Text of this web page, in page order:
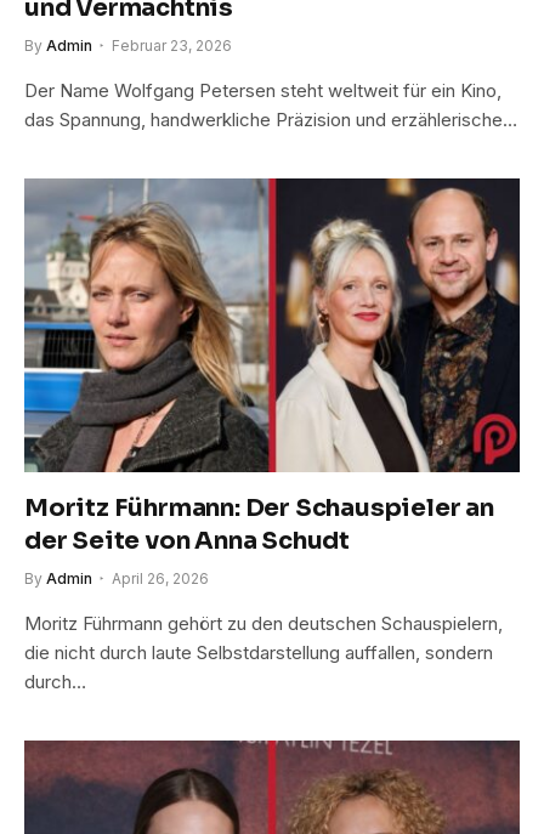
und Vermächtnis
By Admin Februar 23, 2026
Der Name Wolfgang Petersen steht weltweit für ein Kino,
das Spannung, handwerkliche Präzision und erzählerische…
Moritz Führmann: Der Schauspieler an
der Seite von Anna Schudt
By Admin April 26, 2026
Moritz Führmann gehört zu den deutschen Schauspielern,
die nicht durch laute Selbstdarstellung auffallen, sondern
durch…